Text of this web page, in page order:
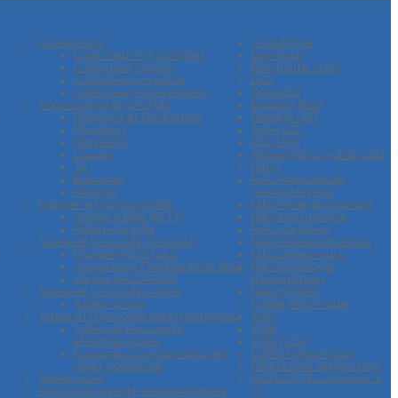
Collecteurs
Collecteur KIT complet
Collecteur Vanne
Collecteur en laiton
Collecteur Accessoires
Accessoires en LAITON
Raccord et Reduction
Manchon
Mamelon
Coude
Te
Bouchon
Allonge
Robinet et vanne à bille
Vanne à bille MF FF
Robinet à bille
Tubes et raccords inox GAZ
Flexible INOX GAZ
Accessoire Flexible INOX GAZ
Vanne GAZ ARGB
Tubes et raccords cuivre
Tubes cuivre
Tubes et Raccords électrozingués
Tubes et Raccords
électrozingués
Racords à compression en
acier galvanisé
Tubes acier
Raccords à sertir électrozingués
Chauffage
Sanitaire
Electricité / LED
LED
Spot LED
Support Spot
Panelle LED
Tube LED
LED strip
Alimentation ruban LED
NIKO
Niko Plaques de
recouvrement
Niko Prise de courant
Niko Interrupteur
Niko Variateur
Niko Réseau médias
Niko Détecteurs
Niko Eclairage
d'orientation
Niko HYDRO
Cable éléctrique
XVB
VOB
VOB FLEX
Coffret éléctrique
Différentiel disjoncteur
GOULOTTE Longueur 2
M